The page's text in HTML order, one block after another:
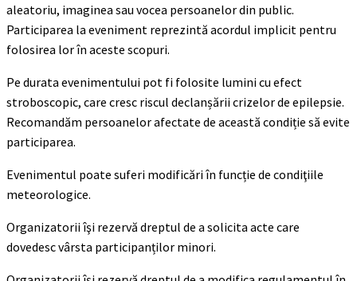
aleatoriu, imaginea sau vocea persoanelor din public.
Participarea la eveniment reprezintă acordul implicit pentru
folosirea lor în aceste scopuri.
Pe durata evenimentului pot fi folosite lumini cu efect
stroboscopic, care cresc riscul declanșării crizelor de epilepsie.
Recomandăm persoanelor afectate de această condiție să evite
participarea.
Evenimentul poate suferi modificări în funcție de condiţiile
meteorologice.
Organizatorii îşi rezervă dreptul de a solicita acte care
dovedesc vârsta participanților minori.